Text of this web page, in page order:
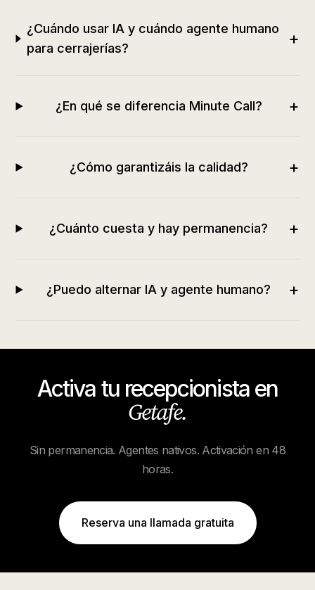
¿Cuándo usar IA y cuándo agente humano
para cerrajerías?
+
¿En qué se diferencia Minute Call? +
¿Cómo garantizáis la calidad? +
¿Cuánto cuesta y hay permanencia? +
¿Puedo alternar IA y agente humano? +
Activa tu recepcionista en
Getafe.
Sin permanencia. Agentes nativos. Activación en 48
horas.
Reserva una llamada gratuita